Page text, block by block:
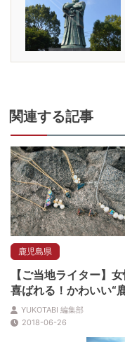
関連する記事
鹿児島県
【ご当地ライター】
喜ばれる！かわいい“
土産”３選を教えます
YUKOTABI 編集部
2018-06-26